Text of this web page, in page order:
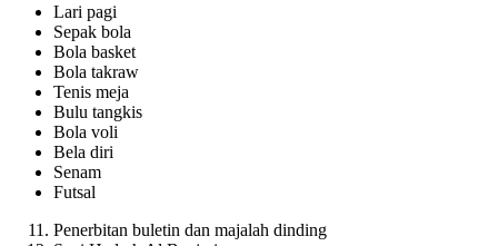
Lari pagi
Sepak bola
Bola basket
Bola takraw
Tenis meja
Bulu tangkis
Bola voli
Bela diri
Senam
Futsal
Penerbitan buletin dan majalah dinding